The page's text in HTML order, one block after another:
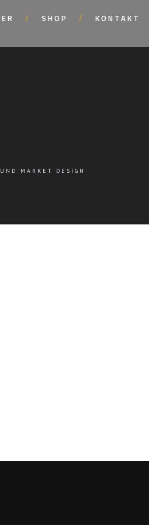
SHOP KONTAKT
MARKET DESIGN